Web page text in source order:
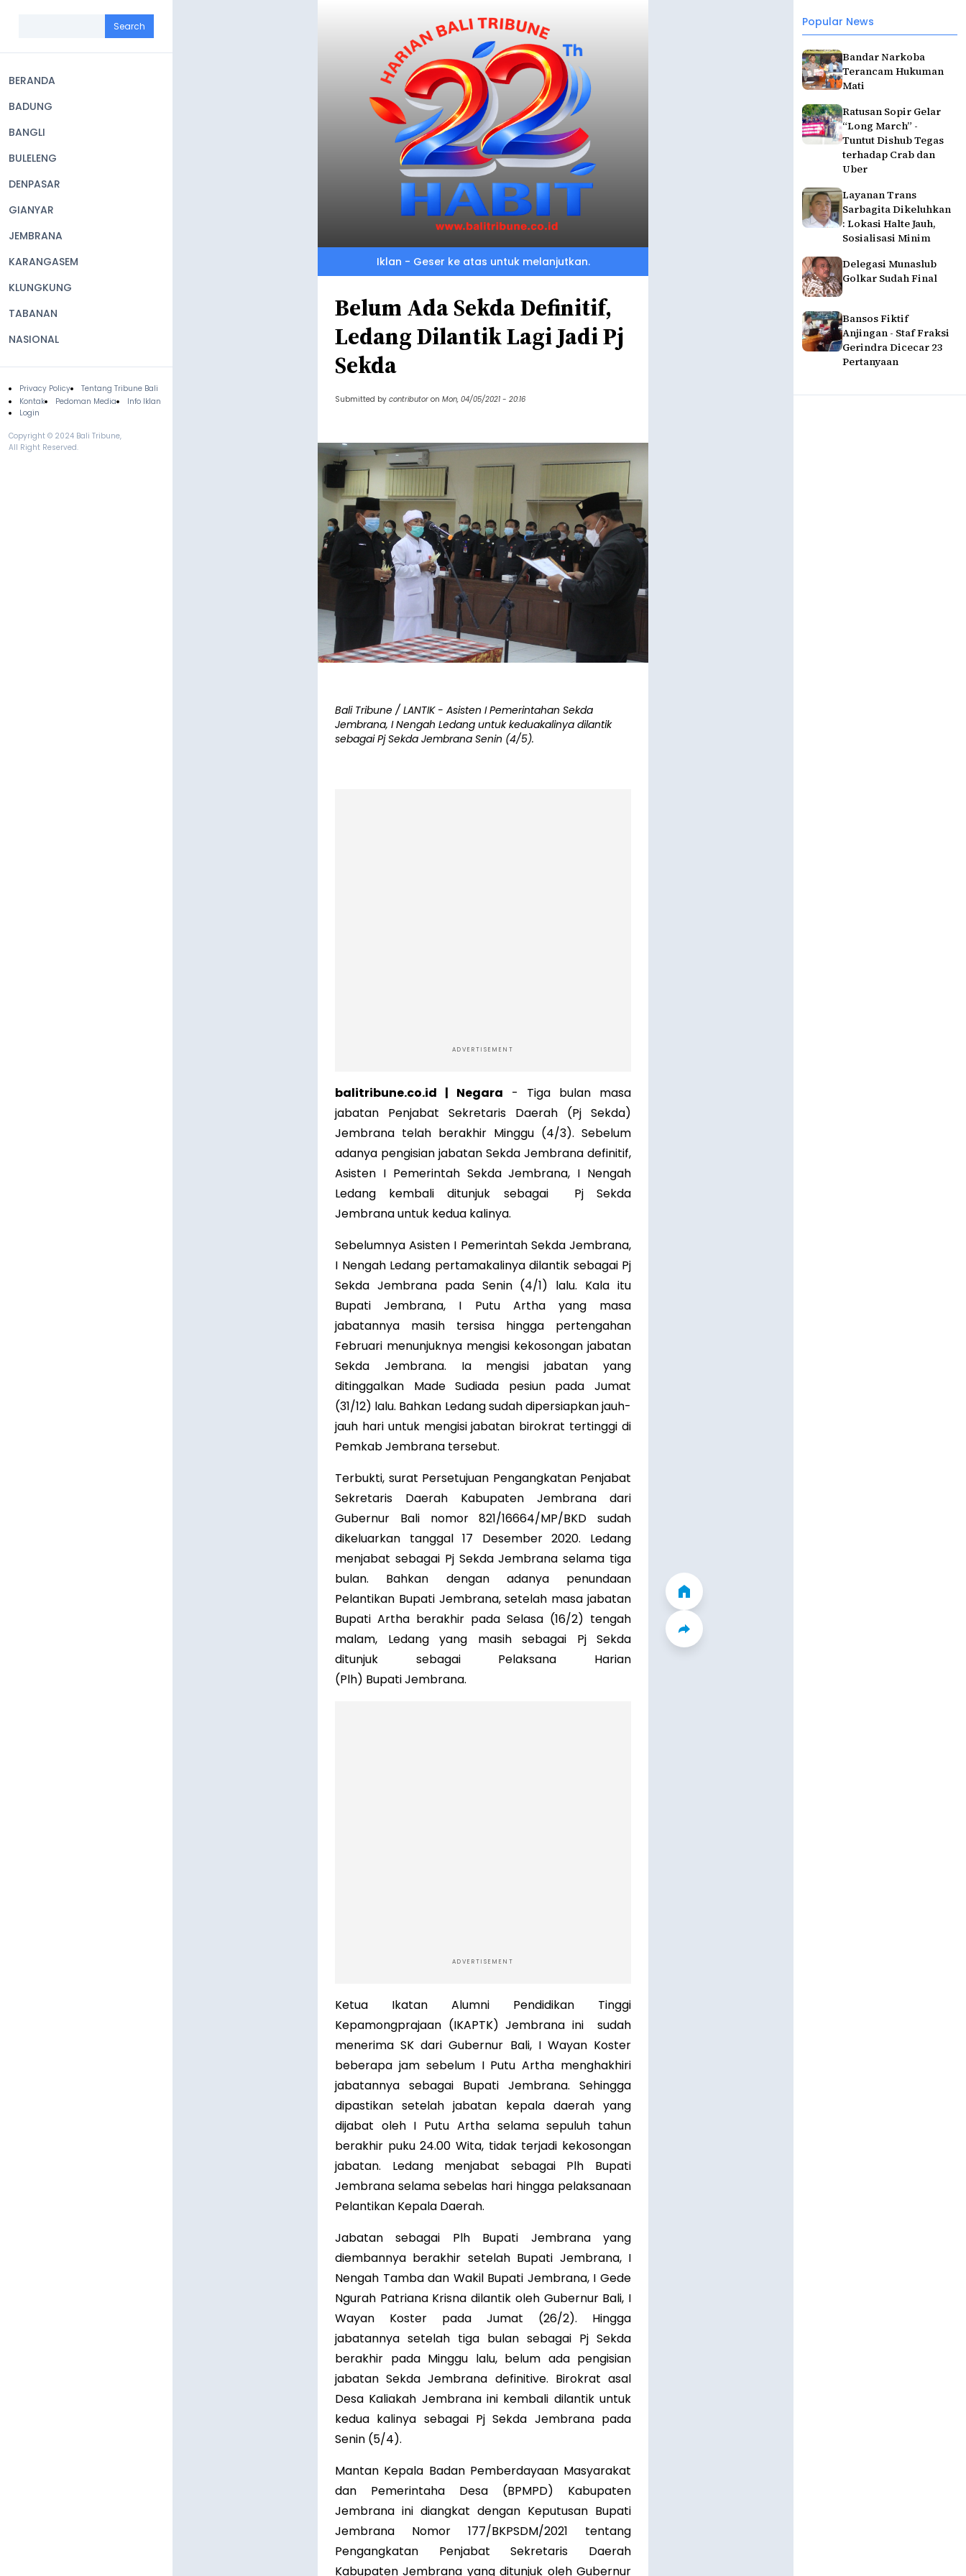
navigation
BERANDA
BADUNG
BANGLI
BULELENG
DENPASAR
GIANYAR
JEMBRANA
KARANGASEM
KLUNGKUNG
TABANAN
NASIONAL
Footer
Privacy Policy
Tentang Tribune Bali
Kontak
Pedoman Media
Info Iklan
Login
Copyright © 2024 Bali Tribune,
All Right Reserved.
Popular News
Bandar Narkoba
Terancam Hukuman
Mati
Ratusan Sopir Gelar
“Long March” -
Tuntut Dishub Tegas
terhadap Crab dan
Uber
Layanan Trans
Sarbagita Dikeluhkan
: Lokasi Halte Jauh,
Sosialisasi Minim
Delegasi Munaslub
Golkar Sudah Final
Bansos Fiktif
Anjingan - Staf Fraksi
Gerindra Dicecar 23
Pertanyaan
Iklan - Geser ke atas untuk melanjutkan.
Belum Ada Sekda Definitif,
Ledang Dilantik Lagi Jadi Pj
Sekda
Submitted by contributor on Mon, 04/05/2021 - 20:16
Bali Tribune / LANTIK - Asisten I Pemerintahan Sekda
Jembrana, I Nengah Ledang untuk keduakalinya dilantik
sebagai Pj Sekda Jembrana Senin (4/5).
ADVERTISEMENT
balitribune.co.id | Negara - Tiga bulan masa
jabatan Penjabat Sekretaris Daerah (Pj Sekda)
Jembrana telah berakhir Minggu (4/3). Sebelum
adanya pengisian jabatan Sekda Jembrana definitif,
Asisten I Pemerintah Sekda Jembrana, I Nengah
Ledang kembali ditunjuk sebagai Pj Sekda
Jembrana untuk kedua kalinya.
Sebelumnya Asisten I Pemerintah Sekda Jembrana,
I Nengah Ledang pertamakalinya dilantik sebagai Pj
Sekda Jembrana pada Senin (4/1) lalu. Kala itu
Bupati Jembrana, I Putu Artha yang masa
jabatannya masih tersisa hingga pertengahan
Februari menunjuknya mengisi kekosongan jabatan
Sekda Jembrana. Ia mengisi jabatan yang
ditinggalkan Made Sudiada pesiun pada Jumat
(31/12) lalu. Bahkan Ledang sudah dipersiapkan jauh-
jauh hari untuk mengisi jabatan birokrat tertinggi di
Pemkab Jembrana tersebut.
Terbukti, surat Persetujuan Pengangkatan Penjabat
Sekretaris Daerah Kabupaten Jembrana dari
Gubernur Bali nomor 821/16664/MP/BKD sudah
dikeluarkan tanggal 17 Desember 2020. Ledang
menjabat sebagai Pj Sekda Jembrana selama tiga
bulan. Bahkan dengan adanya penundaan
Pelantikan Bupati Jembrana, setelah masa jabatan
Bupati Artha berakhir pada Selasa (16/2) tengah
malam, Ledang yang masih sebagai Pj Sekda
ditunjuk sebagai Pelaksana Harian
(Plh) Bupati Jembrana.
ADVERTISEMENT
Ketua Ikatan Alumni Pendidikan Tinggi
Kepamongprajaan (IKAPTK) Jembrana ini sudah
menerima SK dari Gubernur Bali, I Wayan Koster
beberapa jam sebelum I Putu Artha menghakhiri
jabatannya sebagai Bupati Jembrana. Sehingga
dipastikan setelah jabatan kepala daerah yang
dijabat oleh I Putu Artha selama sepuluh tahun
berakhir puku 24.00 Wita, tidak terjadi kekosongan
jabatan. Ledang menjabat sebagai Plh Bupati
Jembrana selama sebelas hari hingga pelaksanaan
Pelantikan Kepala Daerah.
Jabatan sebagai Plh Bupati Jembrana yang
diembannya berakhir setelah Bupati Jembrana, I
Nengah Tamba dan Wakil Bupati Jembrana, I Gede
Ngurah Patriana Krisna dilantik oleh Gubernur Bali, I
Wayan Koster pada Jumat (26/2). Hingga
jabatannya setelah tiga bulan sebagai Pj Sekda
berakhir pada Minggu lalu, belum ada pengisian
jabatan Sekda Jembrana definitive. Birokrat asal
Desa Kaliakah Jembrana ini kembali dilantik untuk
kedua kalinya sebagai Pj Sekda Jembrana pada
Senin (5/4).
Mantan Kepala Badan Pemberdayaan Masyarakat
dan Pemerintaha Desa (BPMPD) Kabupaten
Jembrana ini diangkat dengan Keputusan Bupati
Jembrana Nomor 177/BKPSDM/2021 tentang
Pengangkatan Penjabat Sekretaris Daerah
Kabupaten Jembrana yang ditunjuk oleh Gubernur